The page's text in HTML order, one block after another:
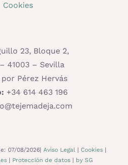
Cookies
23, Bloque 2,
41003 – Sevilla
Pérez Hervás
+34 614 463 196
07/08/2026| Aviso Legal | Cookies |
| Protección de datos| by SG